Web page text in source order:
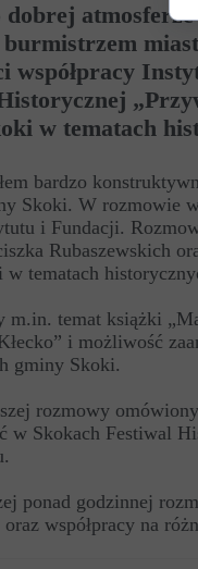
współpracy
w tematach
bardzo
Skoki. W rozmowie
i Fundacji.
Rubaszewskich
w tematach
m.in. temat książki
i możliwość
gminy Skoki.
rozmowy
w Skokach Festiwal
ponad godzinnej
współpracy na